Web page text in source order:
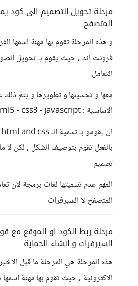
مرحلة تحويل التصميم الى كود
المتصفح
و هذه المرحلة تقوم بها مهنة اسمها
فرونت اند , حيث يقوم بـ تحويل
التعامل
معها و تحسينها و تطويرها و يتم
الاساسية : html5 - css3 - javascript و يحب المبرمجين
بالفعل تقوم بتوصيف الشكل , لكن لا
تصميم
المهم عدم تسميتها لغات برمجة لان
المتصفح لا السيرفرات
مرحلة ربط الكود او الموقع مع
السيرفرات و انشاء الحماية
هذه المرحلة هي المرحلة ما قبل
الاكترونية , حيث تقوم بها مهنة اسمها